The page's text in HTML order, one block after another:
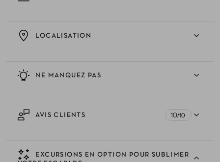
NE MANQUEZ PAS
LOCALISATION
AVIS CLIENTS 10/10
EXCURSIONS EN OPTION POUR SUBLIMER